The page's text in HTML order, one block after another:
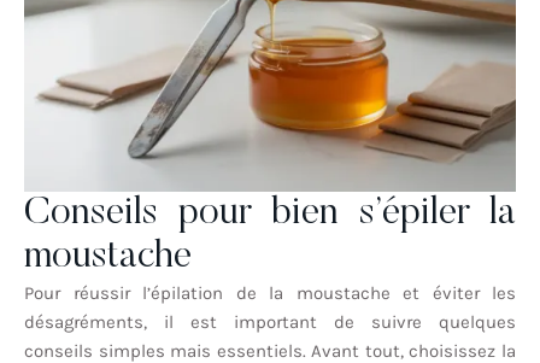
Conseils pour bien s’épiler la
moustache
Pour réussir l’épilation de la moustache et éviter les
désagréments, il est important de suivre quelques
conseils simples mais essentiels. Avant tout, choisissez la